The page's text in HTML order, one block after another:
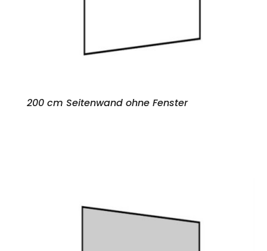
200 cm Seitenwand ohne Fenster